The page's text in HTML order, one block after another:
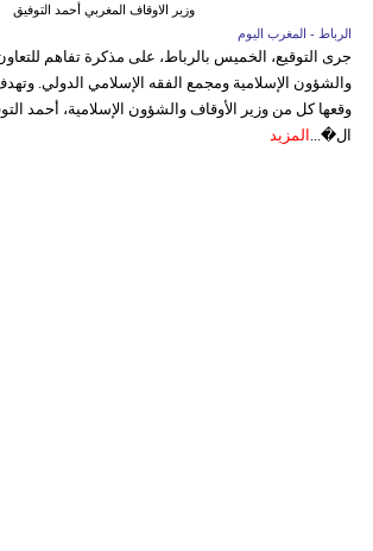
وزير الاوقاف المغربي أحمد التوفيق
الرباط - المغرب اليوم
جرى التوقيع، الخميس بالرباط، على مذكرة تفاهم
والشؤون الإسلامية ومجمع الفقه الإسلامي الدولي.
وقعها كل من وزير الأوقاف والشؤون الإسلامية، أحمد
ال�... المزيد